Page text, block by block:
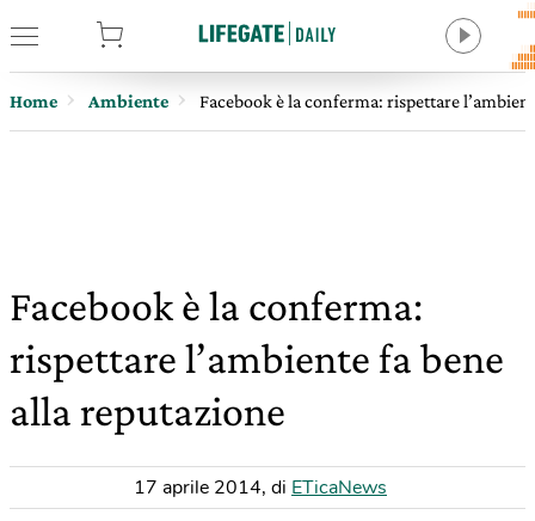
Home Ambiente Facebook è la conferma: rispettare
Facebook è la conferma:
rispettare l’ambiente fa bene
alla reputazione
17 aprile 2014, di ETicaNews